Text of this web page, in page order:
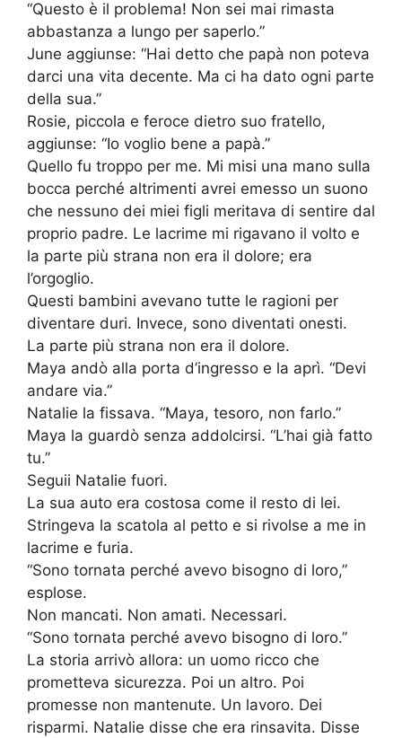
“Questo è il problema! Non sei mai rimasta
abbastanza a lungo per saperlo.”
June aggiunse: “Hai detto che papà non poteva
darci una vita decente. Ma ci ha dato ogni parte
della sua.”
Rosie, piccola e feroce dietro suo fratello,
aggiunse: “Io voglio bene a papà.”
Quello fu troppo per me. Mi misi una mano sulla
bocca perché altrimenti avrei emesso un suono
che nessuno dei miei figli meritava di sentire dal
proprio padre. Le lacrime mi rigavano il volto e
la parte più strana non era il dolore; era
l’orgoglio.
Questi bambini avevano tutte le ragioni per
diventare duri. Invece, sono diventati onesti.
La parte più strana non era il dolore.
Maya andò alla porta d’ingresso e la aprì. “Devi
andare via.”
Natalie la fissava. “Maya, tesoro, non farlo.”
Maya la guardò senza addolcirsi. “L’hai già fatto
tu.”
Seguii Natalie fuori.
La sua auto era costosa come il resto di lei.
Stringeva la scatola al petto e si rivolse a me in
lacrime e furia.
“Sono tornata perché avevo bisogno di loro,”
esplose.
Non mancati. Non amati. Necessari.
“Sono tornata perché avevo bisogno di loro.”
La storia arrivò allora: un uomo ricco che
prometteva sicurezza. Poi un altro. Poi
promesse non mantenute. Un lavoro. Dei
risparmi. Natalie disse che era rinsavita. Disse